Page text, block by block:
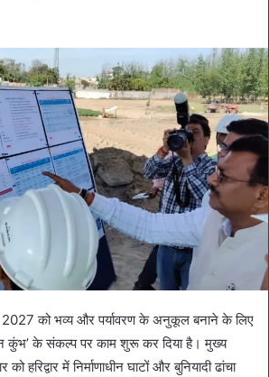
d
a
n
m
a
i
l
को भव्य और पर्यावरण के अनुकूल बनाने के लिए
कुंभ’ के संकल्प पर काम शुरू कर दिया है। मुख्य
हरिद्वार में निर्माणाधीन घाटों और बुनियादी ढांचा